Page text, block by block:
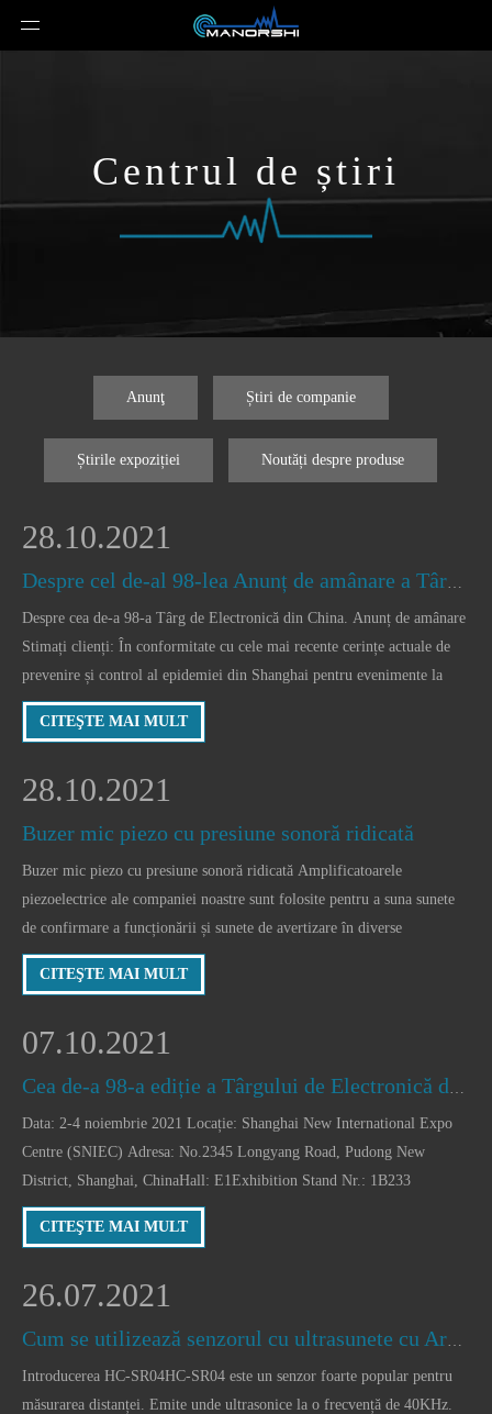
Centrul de știri
Anunţ Știri de companie
Știrile expoziției Noutăți despre produse
Despre cel de-al 98-lea Anunț de amânare a Târgului de Electronică din China
Despre cea de-a 98-a Târg de Electronică din China. Anunț de amânare
Stimați clienți: În conformitate cu cele mai recente cerințe actuale de
prevenire și control al epidemiei din Shanghai pentru evenimente la
scară largă, „Târgul de Electronică din China a 98-a -- Expoziție pentru
componente și aplicații IT” va fi amânat, iar timpul de desfășurare va fi
28.10.2021
CITEŞTE MAI MULT
Buzer mic piezo cu presiune sonoră ridicată
Buzer mic piezo cu presiune sonoră ridicată Amplificatoarele
piezoelectrice ale companiei noastre sunt folosite pentru a suna sunete
de confirmare a funcționării și sunete de avertizare în diverse
dispozitive electronice, cum ar fi electrocasnice. SPL (nivelul de
presiune a sunetului) este proporțional cu dimensiunea carcasei
28.10.2021
CITEŞTE MAI MULT
Cea de-a 98-a ediție a Târgului de Electronică din China -- Expoziție pentru componente și aplicații IT
Data: 2-4 noiembrie 2021 Locație: Shanghai New International Expo
Centre (SNIEC) Adresa: No.2345 Longyang Road, Pudong New
District, Shanghai, ChinaHall: E1Exhibition Stand Nr.: 1B233
Manorshi a fost fondată în 2003. Suntem pasionați de industria
componentelor electronice. Compania noastra produce a
07.10.2021
CITEŞTE MAI MULT
Cum se utilizează senzorul cu ultrasunete cu Arduino?
Introducerea HC-SR04HC-SR04 este un senzor foarte popular pentru
măsurarea distanței. Emite unde ultrasonice la o frecvență de 40KHz.
26.07.2021